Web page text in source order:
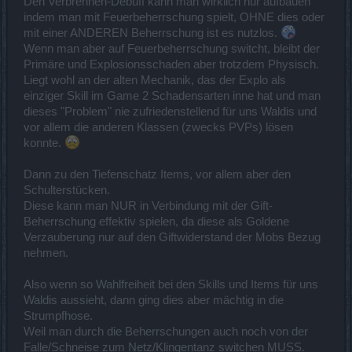
indem man mit Feuerbeherrschung spielt, OHNE dies oder
mit einer ANDEREN Beherrschung ist es nutzlos.
Wenn man aber auf Feuerbeherrschung switcht, bleibt der
Primäre und Explosionsschaden aber trotzdem Physisch.
Liegt wohl an der alten Mechanik, das der Explo als
einziger Skill im Game 2 Schadensarten inne hat und man
dieses "Problem" nie zufriedenstellend für uns Waldis und
vor allem die anderen Klassen (zwecks PVPs) lösen
konnte.
Dann zu den Tiefenschatz Items, vor allem aber den
Schulterstücken.
Diese kann man NUR in Verbindung mit der Gift-
Beherrschung effektiv spielen, da diese als Goldene
Verzauberung nur auf den Giftwiderstand der Mobs Bezug
nehmen.
Also wenn so Wahlfreiheit bei den Skills und Items für uns
Waldis aussieht, dann ging dies aber mächtig in die
Strumpfhose.
Weil man durch die Beherrschungen auch noch von der
Falle/Schneise zum Netz/Klingentanz switchen MUSS.